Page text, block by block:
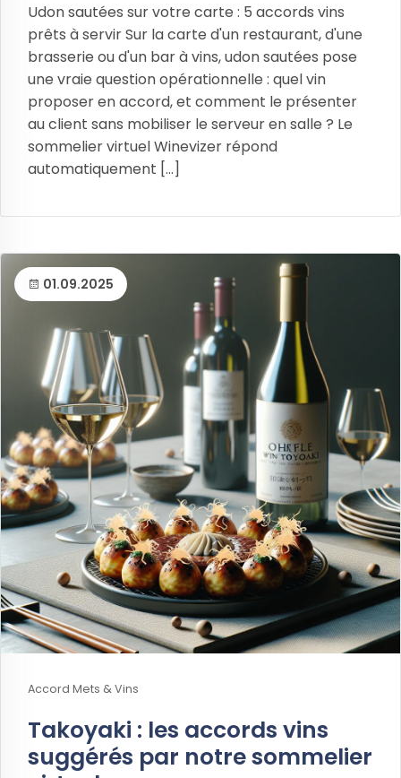
Udon sautées sur votre carte : 5 accords vins
prêts à servir Sur la carte d'un restaurant, d'une
brasserie ou d'un bar à vins, udon sautées pose
une vraie question opérationnelle : quel vin
proposer en accord, et comment le présenter
au client sans mobiliser le serveur en salle ? Le
sommelier virtuel Winevizer répond
automatiquement [...]
01.09.2025
Accord Mets & Vins
Takoyaki : les accords vins
suggérés par notre sommelier